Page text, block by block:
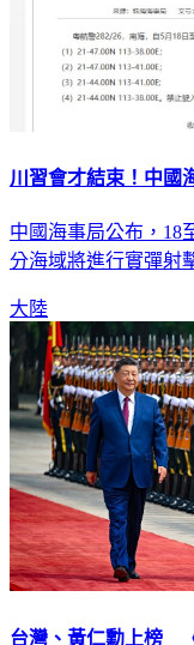
中國海事局公布，18
大陸